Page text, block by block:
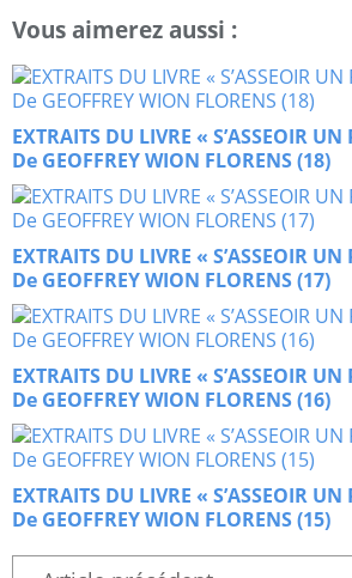
Vous aimerez aussi :
EXTRAITS DU LIVRE « S’ASSEOIR UN
De GEOFFREY WION FLORENS (18)
EXTRAITS DU LIVRE « S’ASSEOIR UN
De GEOFFREY WION FLORENS (17)
EXTRAITS DU LIVRE « S’ASSEOIR UN
De GEOFFREY WION FLORENS (16)
EXTRAITS DU LIVRE « S’ASSEOIR UN
De GEOFFREY WION FLORENS (15)